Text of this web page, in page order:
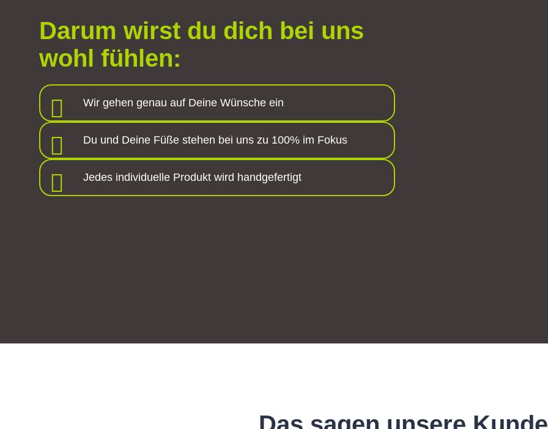
Darum wirst du dich bei uns
wohl fühlen:
Wir gehen genau auf Deine Wünsche ein
Du und Deine Füße stehen bei uns zu 100% im Fokus
Jedes individuelle Produkt wird handgefertigt